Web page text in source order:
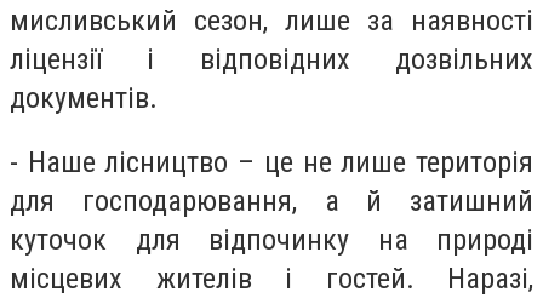
мисливський сезон, лише за наявності
ліцензії і відповідних дозвільних
документів.
- Наше лісництво – це не лише територія
для господарювання, а й затишний
куточок для відпочинку на природі
місцевих жителів і гостей. Наразі,